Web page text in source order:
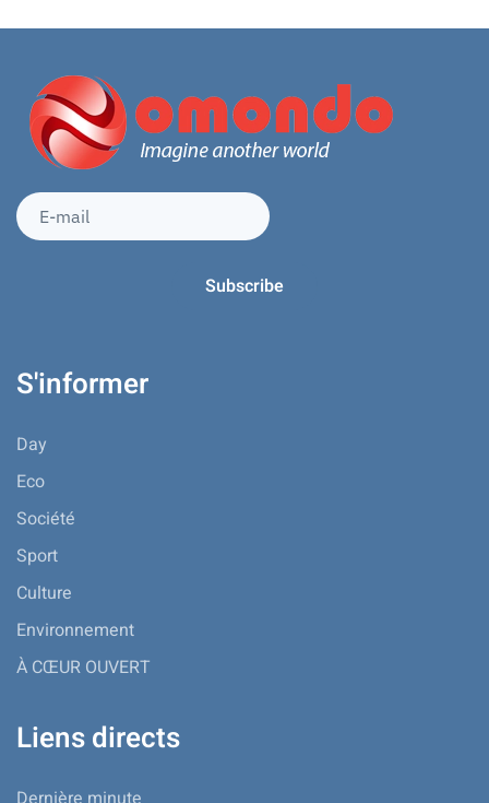
S'informer
Day
Eco
Société
Sport
Culture
Environnement
À CŒUR OUVERT
Liens directs